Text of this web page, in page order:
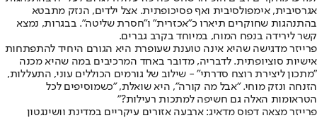
אגרסיבית, אימפולסיבית ואף פסיכופתית. אצל ילדים, הנזק מתבטא
בהתנהגות שחוקרים תיארו כ"אכזרית" ו"חסרת שליטה". בבגרות, נמצא
קשר לירידה בנפח המוח, במיוחד בקרב גברים.
פרייזר מדגישה שהיא אינה טוענת שעופרת היא הגורם היחיד להתפתחות
אישיות סוציופתית. לדבריה, מדובר באחד המרכיבים במה שהיא מכנה
"מתכון ליצירת רוצח סדרתי" - שילוב של גורמים הכוללים עוני, התעללות,
הזנחה ונזק מוחי. "אבל מה קורה", היא שואלת, "כשמוסיפים לכל
הטראומות האלה גם חשיפה למתכות רעילות?"
פרייזר מצאה דפוס מדאיג: ארבעה אזורים עיקריים במדינת וושינגטון